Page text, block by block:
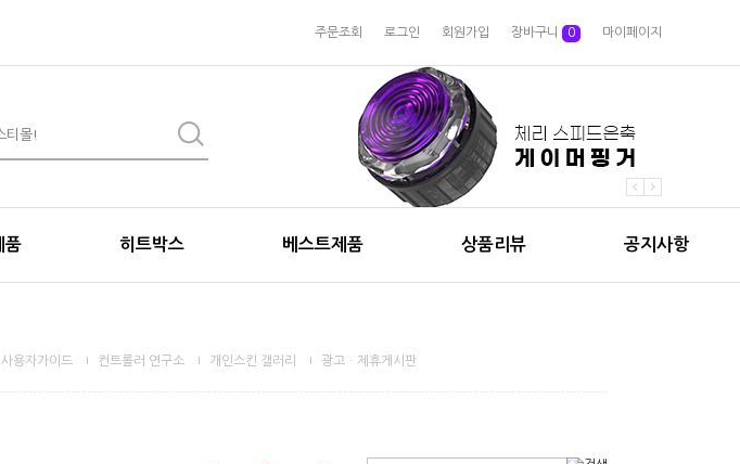
주문조회 로그인 회원가입 장바구니 0 마이페이지
품 히트박스 베스트제품 상품리뷰 공지사항
사용자가이드 컨트롤러 연구소 개인스킨 갤러리 광고ㆍ제휴게시판